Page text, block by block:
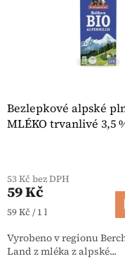
Bezlepkové alpské
MLÉKO trvanlivé 3,5
53 Kč bez DPH
59 Kč
Měrná cena:
59 Kč / 1 l
Vyrobeno v regionu
Land z mléka z alpské...